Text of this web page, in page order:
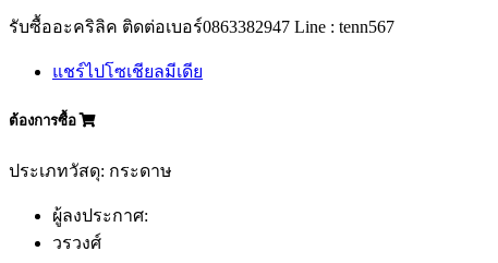
รับซื้ออะคริลิค ติดต่อเบอร์0863382947 Line : tenn567
แชร์ไปโซเชียลมีเดีย
ต้องการซื้อ
ประเภทวัสดุ: กระดาษ
ผู้ลงประกาศ:
วรวงศ์